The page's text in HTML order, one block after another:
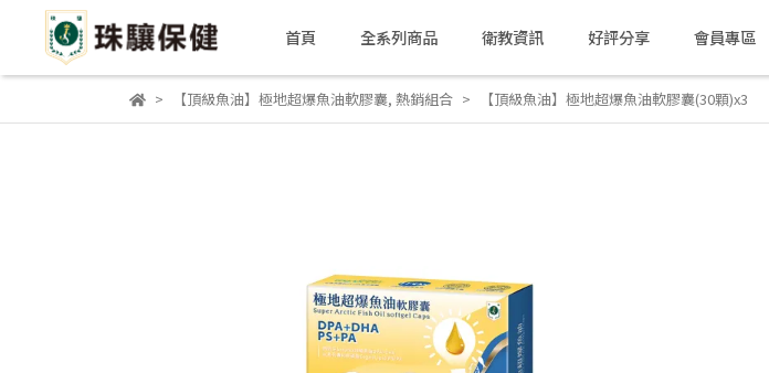
首頁 全系列商品 衛教資訊 好評分享 會員專區
【頂級魚油】極地超爆魚油軟膠囊, 熱銷組合 【頂級魚油】極地超爆魚油軟膠囊(30顆)x3